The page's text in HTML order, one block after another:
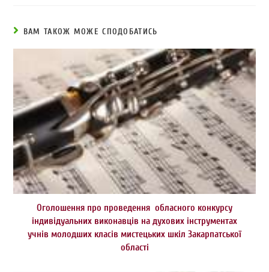
ВАМ ТАКОЖ МОЖЕ СПОДОБАТИСЬ
Оголошення про проведення обласного конкурсу
індивідуальних виконавців на духових інструментах
учнів молодших класів мистецьких шкіл Закарпатської
області